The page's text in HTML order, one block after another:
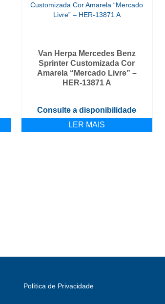
Van Herpa Mercedes Benz
Sprinter Customizada Cor
Amarela “Mercado Livre” –
HER-13871 A
Consulte a disponibilidade
LER MAIS
Política de Privacidade